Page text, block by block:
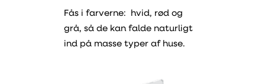
Fås i farverne: hvid, rød og
grå, så de kan falde naturligt
ind på masse typer af huse.